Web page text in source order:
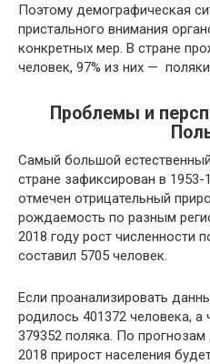
Поэтому демографическая
пристального внимания
конкретных мер. В стране
человек, 97% из них — поляки.
Проблемы и
Самый большой
стране зафиксирован в
отмечен отрицательный
рождаемость по разным
2018 году рост численности
составил 5705 человек.
Если проанализировать
родилось 401372 человека, а
379352 поляка. По
2018 прирост населения